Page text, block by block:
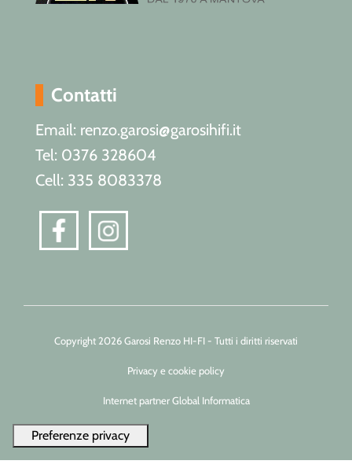
Contatti
Email: renzo.garosi@garosihifi.it
Tel: 0376 328604
Cell: 335 8083378
Copyright 2026 Garosi Renzo HI-FI - Tutti i diritti riservati
Privacy e cookie policy
Internet partner Global Informatica